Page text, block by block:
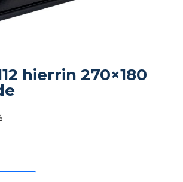
hierrin 270×180
suorakaide määrä